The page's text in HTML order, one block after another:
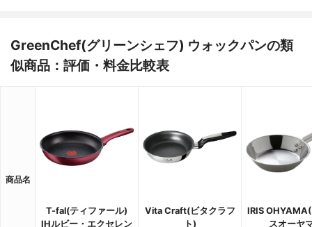
GreenChef(グリーンシェフ) ウォックパンの類
似商品：評価・料金比較表
商品名
T-fal(ティファール)
IHルビー・エクセレン
Vita Craft(ビタクラフ
ト)
IRIS
スオーヤ